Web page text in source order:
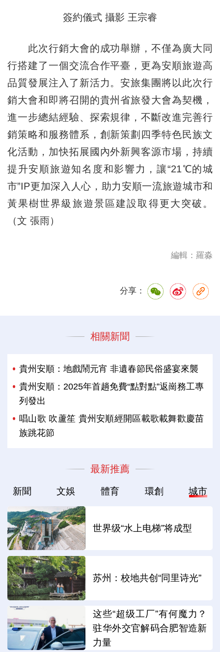
簽約儀式 攝影 王宗睿
此次行銷大會的成功舉辦，不僅為廣大同
行搭建了一個交流合作平臺，更為安順旅遊高
品質發展注入了新活力。安旅集團將以此次行
銷大會和即將召開的貴州省旅發大會為契機，
進一步總結經驗、探索規律，不斷改進完善行
銷策略和服務體系，創新策劃四季特色民族文
化活動，加快拓展國內外新興客源市場，持續
提升安順旅遊知名度和影響力，讓“21℃的城
市”IP更加深入人心，助力安順一流旅遊城市和
黃果樹世界級旅遊景區建設取得更大突破。
（文 張雨）
編輯：羅淼
分享：
相關新聞
貴州安順：地戲鬧元宵 非遺春節民俗盛宴來襲
貴州安順：2025年首趟免費“點對點”返崗務工專
列發出
唱山歌 吹蘆笙 貴州安順經開區載歌載舞歡慶苗
族跳花節
最新推薦
新聞 文娛 體育 環創 城市
世界级“水上电梯”将成型
苏州：校地共创“同里诗光”
这些“超级工厂”有何魔力？
驻华外交官解码合肥智造新
力量